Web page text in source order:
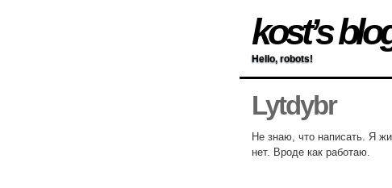
kost’s
Hello, robots!
Lytdybr
Не знаю, что написать. Я
нет. Вроде как работаю.